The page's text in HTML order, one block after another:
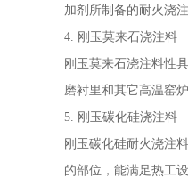
加剂所制备的耐火浇
4. 刚玉莫来石浇注料
刚玉莫来石浇注料性
磨衬里和其它高温窑炉
5. 刚玉碳化硅浇注料
刚玉碳化硅耐火浇注
的部位，能满足热工